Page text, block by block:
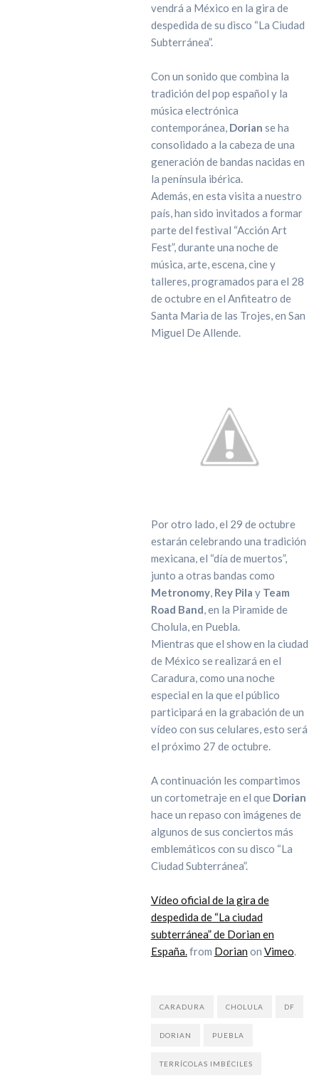
vendrá a México en la gira de
despedida de su disco “La Ciudad
Subterránea”.
Con un sonido que combina la
tradición del pop español y la
música electrónica
contemporánea, Dorian se ha
consolidado a la cabeza de una
generación de bandas nacidas en
la península ibérica.
Además, en esta visita a nuestro
país, han sido invitados a formar
parte del festival “Acción Art
Fest”, durante una noche de
música, arte, escena, cine y
talleres, programados para el 28
de octubre en el Anfiteatro de
Santa Maria de las Trojes, en San
Miguel De Allende.
Por otro lado, el 29 de octubre
estarán celebrando una tradición
mexicana, el “día de muertos”,
junto a otras bandas como
Metronomy, Rey Pila y Team
Road Band, en la Piramide de
Cholula, en Puebla.
Mientras que el show en la ciudad
de México se realizará en el
Caradura, como una noche
especial en la que el público
participará en la grabación de un
vídeo con sus celulares, esto será
el próximo 27 de octubre.
A continuación les compartimos
un cortometraje en el que Dorian
hace un repaso con imágenes de
algunos de sus conciertos más
emblemáticos con su disco “La
Ciudad Subterránea”.
Vídeo oficial de la gira de
despedida de “La ciudad
subterránea” de Dorian en
España.from Dorian on Vimeo.
CARADURA CHOLULA DF
DORIAN PUEBLA
TERRÍCOLAS IMBÉCILES